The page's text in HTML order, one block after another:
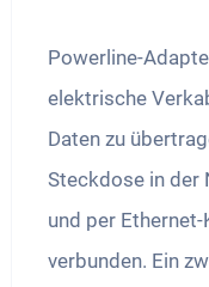
Powerline-
elektrische
Daten zu
Steckdose in der
und per
verbunden. Ein